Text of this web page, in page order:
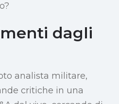
dagli
analista militare,
critiche in una